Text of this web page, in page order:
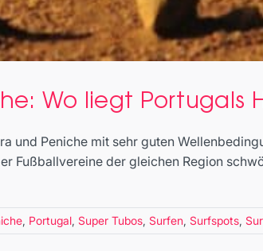
Wo liegt Portugals
und Peniche mit sehr guten
Fußballvereine der gleichen Region
, Portugal, Super Tubos, Surfen, Surfspots,